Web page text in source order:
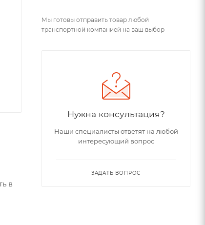
в
Мы готовы отправить товар любой
транспортной компанией на ваш выбор
Нужна консультация?
Наши специалисты ответят на любой
интересующий вопрос
ЗАДАТЬ ВОПРОС